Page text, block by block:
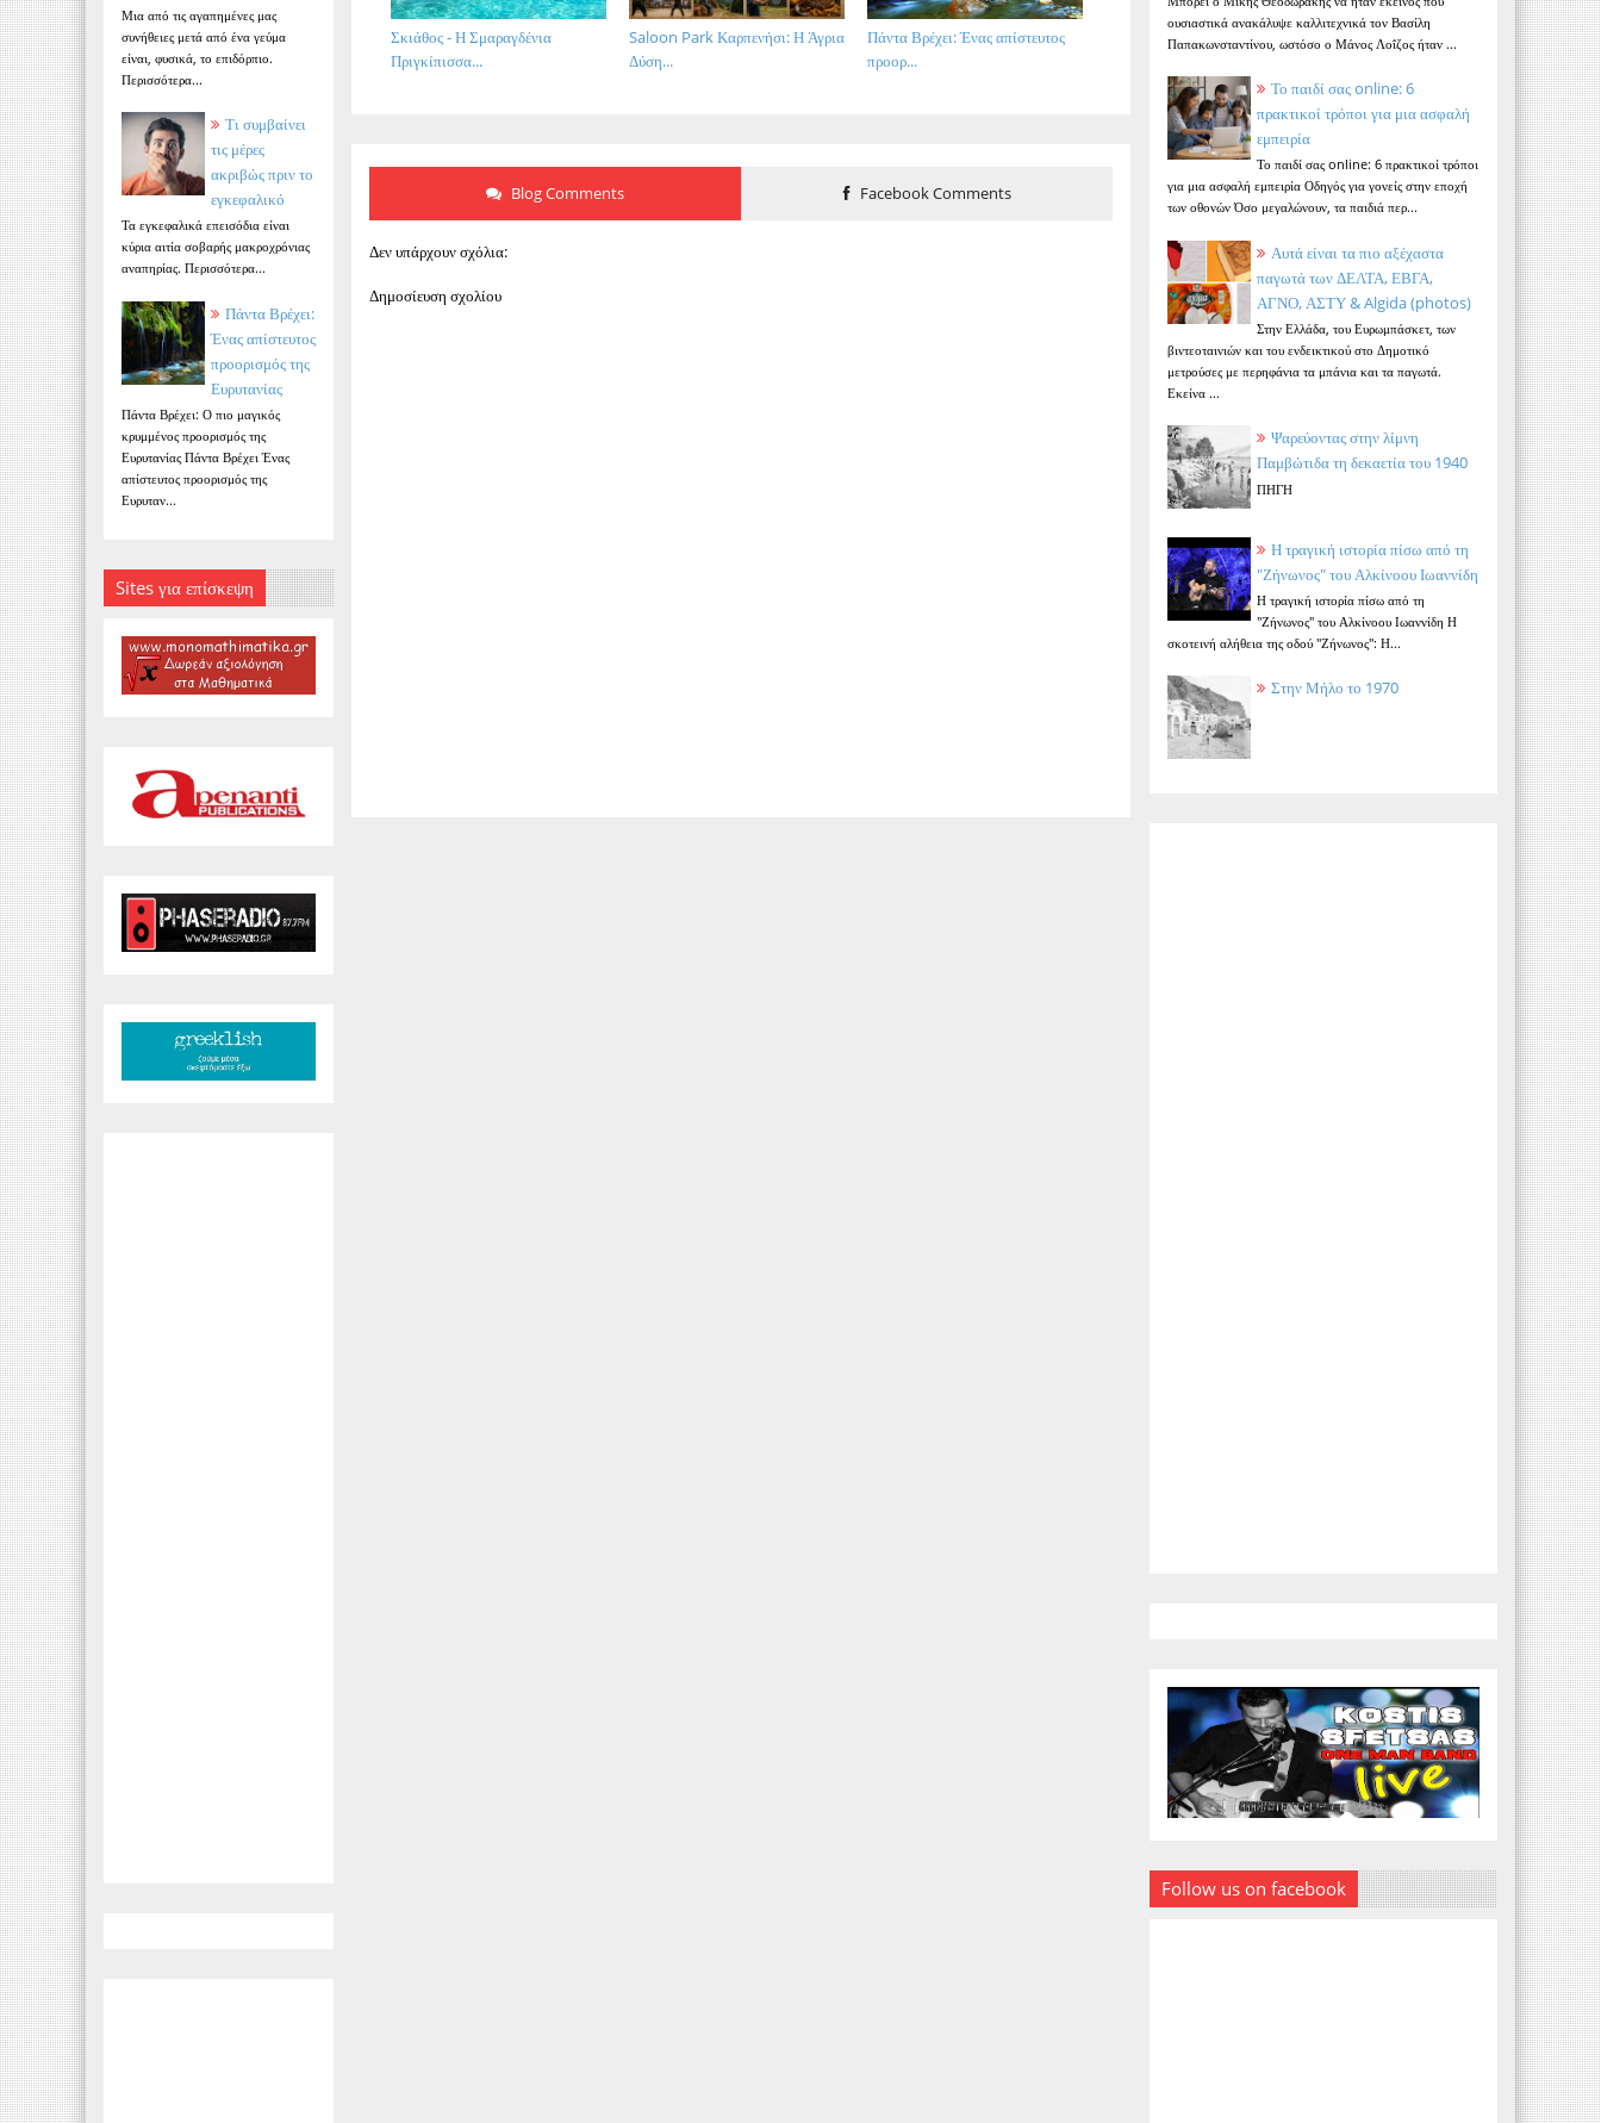
Μια από τις αγαπημένες μας
συνήθειες μετά από ένα γεύμα
είναι, φυσικά, το επιδόρπιο.
Περισσότερα...
Τι συμβαίνει
τις μέρες
ακριβώς πριν το
εγκεφαλικό
Τα εγκεφαλικά επεισόδια είναι
κύρια αιτία σοβαρής μακροχρόνιας
αναπηρίας. Περισσότερα...
Πάντα Βρέχει:
Ένας απίστευτος
προορισμός της
Ευρυτανίας
Πάντα Βρέχει: Ο πιο μαγικός
κρυμμένος προορισμός της
Ευρυτανίας Πάντα Βρέχει Ένας
απίστευτος προορισμός της
Ευρυταν...
Sites για επίσκεψη
Πάντα Βρέχει: Ένας απίστευτος
προορ...
Saloon Park Καρπενήσι: Η Άγρια
Δύση...
Σκιάθος - Η Σμαραγδένια
Πριγκίπισσα...
Blog Comments Facebook Comments
Δεν υπάρχουν σχόλια:
Δημοσίευση σχολίου
ουσιαστικά ανακάλυψε καλλιτεχνικά τον Βασίλη
Παπακωνσταντίνου, ωστόσο ο Μάνος Λοΐζος ήταν ...
Το παιδί σας online: 6
πρακτικοί τρόποι για μια ασφαλή
εμπειρία
Το παιδί σας online: 6 πρακτικοί τρόποι
για μια ασφαλή εμπειρία Οδηγός για γονείς στην εποχή
των οθονών Όσο μεγαλώνουν, τα παιδιά περ...
Αυτά είναι τα πιο αξέχαστα
παγωτά των ΔΕΛΤΑ, ΕΒΓΑ,
ΑΓΝΟ, ΑΣΤΥ & Algida (photos)
Στην Ελλάδα, του Ευρωμπάσκετ, των
βιντεοταινιών και του ενδεικτικού στο Δημοτικό
μετρούσες με περηφάνια τα μπάνια και τα παγωτά.
Εκείνα ...
Ψαρεύοντας στην λίμνη
Παμβώτιδα τη δεκαετία του 1940
ΠΗΓΗ
Η τραγική ιστορία πίσω από τη
"Ζήνωνος" του Αλκίνοου Ιωαννίδη
Η τραγική ιστορία πίσω από τη
"Ζήνωνος" του Αλκίνοου Ιωαννίδη Η
σκοτεινή αλήθεια της οδού "Ζήνωνος": Η...
Στην Μήλο το 1970
Follow us on facebook